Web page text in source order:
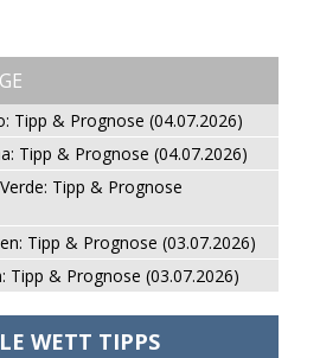
Tipp & Prognose (04.07.2026)
Tipp & Prognose (04.07.2026)
Tipp & Prognose
Tipp & Prognose (03.07.2026)
Tipp & Prognose (03.07.2026)
WETT TIPPS